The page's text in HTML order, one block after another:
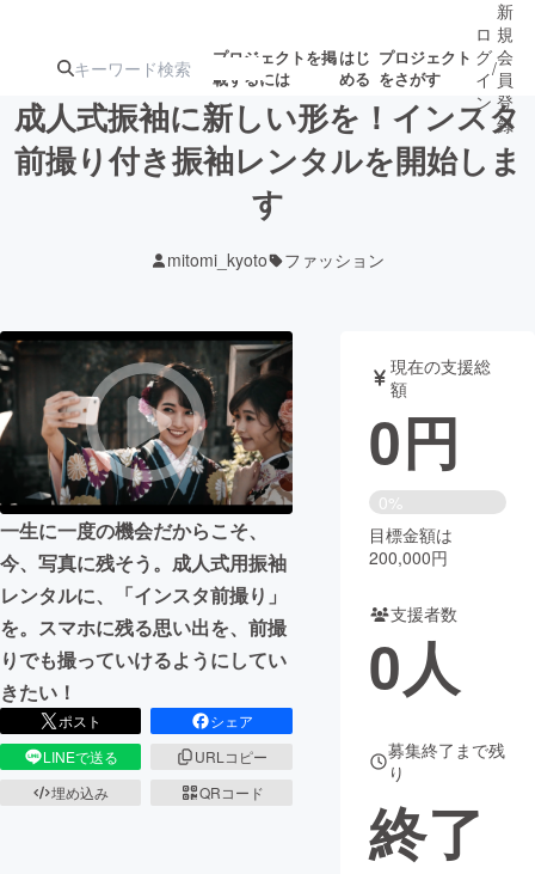
プロジェクトを掲
載するには
はじ
める
プロジェクト
をさがす
注目の新着プロ
テクノロジー・ガジェット
映像・映画 書籍・雑誌
ビジネス・起業 チャレンジ
まちづくり・地域活性化
CAMPFIRE for Social Good
CAMPFIRE Creation
コミュニティ
ロ
グ
イ
ン
/
新
規
会
員
登
録
成人式振袖に新しい形を！インスタ
前撮り付き振袖レンタルを開始しま
す
mitomi_kyoto ファッション
一生に一度の機会だからこそ、
今、写真に残そう。成人式用振袖
レンタルに、「インスタ前撮り」
を。スマホに残る思い出を、前撮
りでも撮っていけるようにしてい
きたい！
ポスト
シェア
LINEで送る
URLコピー
埋め込み
QRコード
現在の支援総
額
0円
0%
目標金額は
200,000円
支援者数
0人
募集終了まで残
り
終了